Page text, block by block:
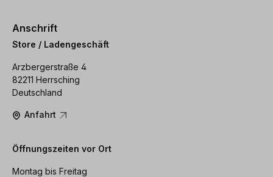
Anschrift
Store / Ladengeschäft
Arzbergerstraße 4
82211 Herrsching
Deutschland
Anfahrt
Öffnungszeiten vor Ort
Montag bis Freitag